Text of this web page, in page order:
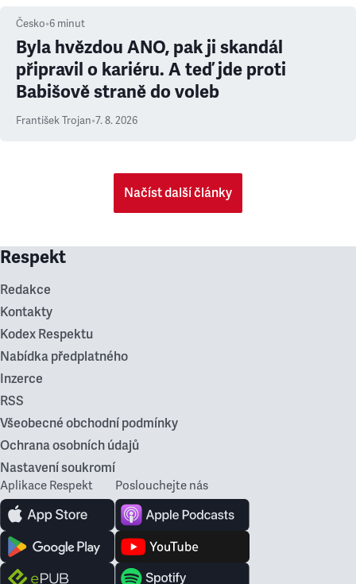
Česko•6 minut
Byla hvězdou ANO, pak ji skandál
připravil o kariéru. A teď jde proti
Babišově straně do voleb
František Trojan•7. 8. 2026
Načíst další články
Respekt
Redakce
Kontakty
Kodex Respektu
Nabídka předplatného
Inzerce
RSS
Všeobecné obchodní podmínky
Ochrana osobních údajů
Nastavení soukromí
Aplikace Respekt Poslouchejte nás